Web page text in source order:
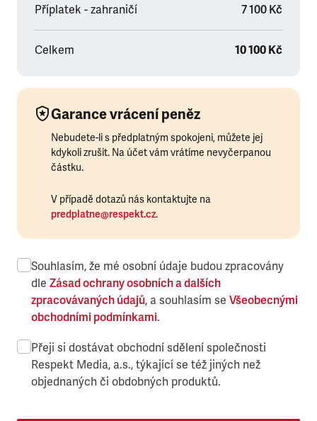
Příplatek - zahraničí
7 100 Kč
Celkem 10 100 Kč
Garance vrácení peněz
Nebudete-li s předplatným spokojeni, můžete jej
kdykoli zrušit. Na účet vám vrátíme nevyčerpanou
částku.
V případě dotazů nás kontaktujte na
predplatne@respekt.cz.
Souhlasím, že mé osobní údaje budou zpracovány
dle Zásad ochrany osobních a dalších
zpracovávaných údajů, a souhlasím se Všeobecnými
obchodními podmínkami.
Přeji si dostávat obchodní sdělení společnosti
Respekt Media, a.s., týkající se též jiných než
objednaných či obdobných produktů.